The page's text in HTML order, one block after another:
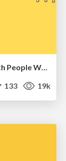
Design and Strategy: How to Deal with People Who Don’t "Get" Design
133 19k